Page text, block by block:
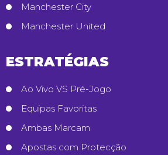
Manchester City
Manchester United
ESTRATÉGIAS
Ao Vivo VS Pré-Jogo
Equipas Favoritas
Ambas Marcam
Apostas com Protecção